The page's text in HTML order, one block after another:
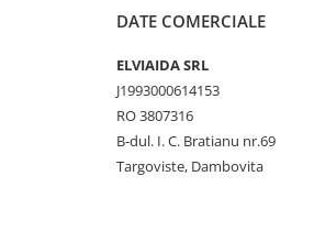
DATE COMERCIALE
ELVIAIDA SRL
J1993000614153
RO 3807316
B-dul. I. C. Bratianu nr.69
Targoviste, Dambovita